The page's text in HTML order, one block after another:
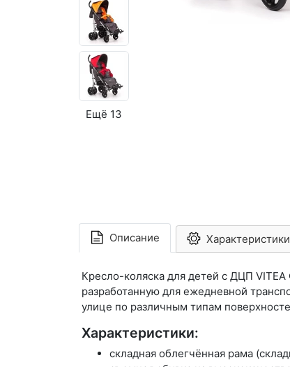
Ещё 13
Описание Характеристики
Кресло-коляска для детей с ДЦП VITEA
разработанную для ежедневной
улице по различным типам
Характеристики:
складная облегчённая рама